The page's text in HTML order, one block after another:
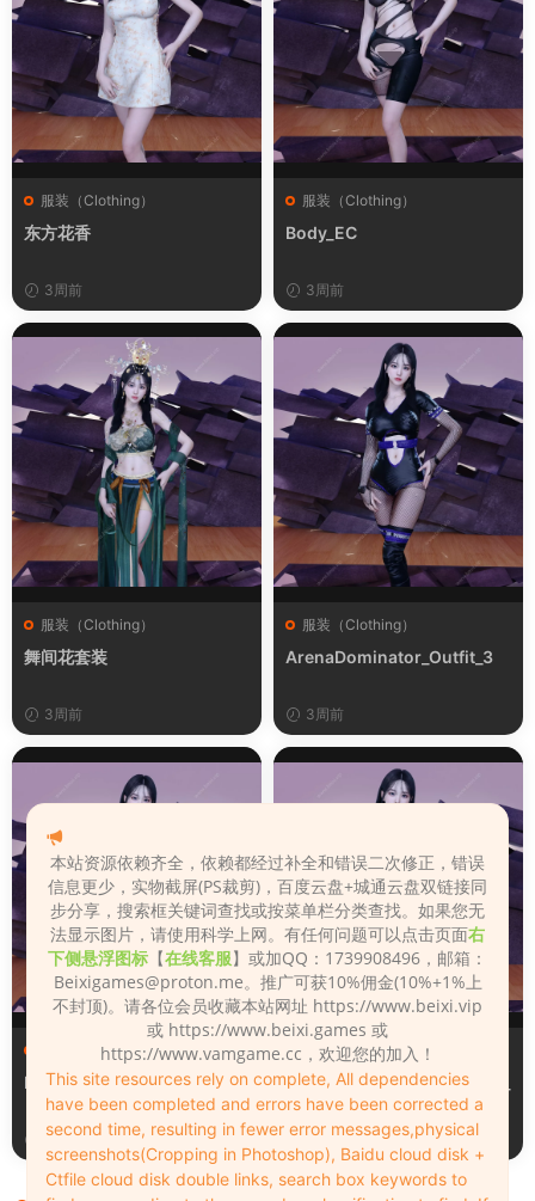
服装（Clothing）
东方花香
3周前
服装（Clothing）
Body_EC
3周前
服装（Clothing）
舞间花套装
3周前
服装（Clothing）
ArenaDominator_Outfit_3
3周前
服装（Clothing）
Leopard_print_office_suit
3周前
服装（Clothing）
Lacquer_leather_two_tone_
tight_mini_skirt
3周前
本站资源依赖齐全，依赖都经过补全和错误二次修正，错误
信息更少，实物截屏(PS裁剪)，百度云盘+城通云盘双链接同
步分享，搜索框关键词查找或按菜单栏分类查找。如果您无
法显示图片，请使用科学上网。有任何问题可以点击页面右
下侧悬浮图标 【在线客服】或加QQ：1739908496，邮箱：
Beixigames@proton.me。推广可获10%佣金(10%+1%上
不封顶)。请各位会员收藏本站网址 https://www.beixi.vip
或 https://www.beixi.games 或
https://www.vamgame.cc，欢迎您的加入！
This site resources rely on complete, All dependencies
have been completed and errors have been corrected a
second time, resulting in fewer error messages,physical
screenshots(Cropping in Photoshop), Baidu cloud disk +
Ctfile cloud disk double links, search box keywords to